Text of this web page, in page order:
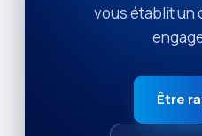
vous établit un
Être